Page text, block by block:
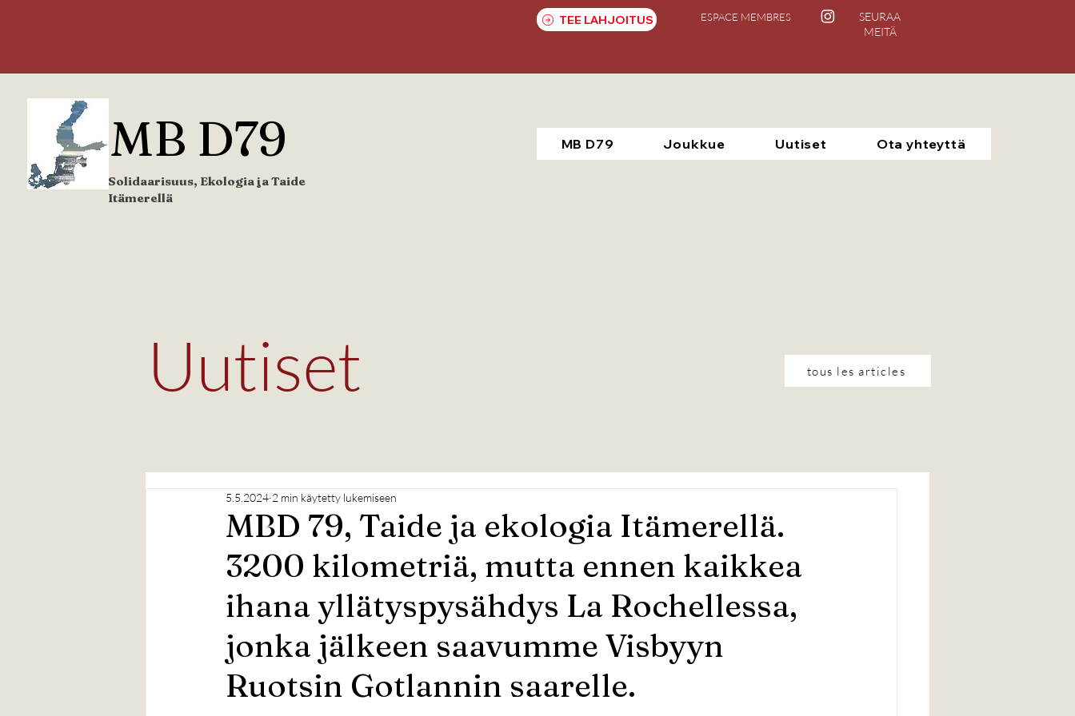
TEE LAHJOITUS ESPACE MEMBRES
SEURAA
MEITÄ
MB D79
Solidaarisuus, Ekologia ja Taide
Itämerellä
MB D79 Joukkue Uutiset Ota yhteyttä
Uutiset tous les articles
MBD 79, Taide ja ekologia Itämerellä.
3200 kilometriä, mutta ennen kaikkea
ihana yllätyspysähdys La Rochellessa,
jonka jälkeen saavumme Visbyyn
Ruotsin Gotlannin saarelle.
5.5.2024 2 min käytetty lukemiseen